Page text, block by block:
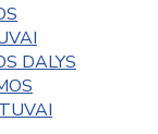
DALYS